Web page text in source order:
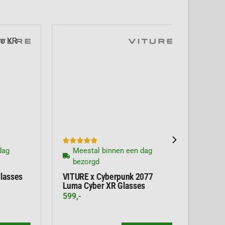

Meestal binnen een dag
bezorgd
VITURE x Cyberpunk 2077
Luma Cyber XR Glasses
599,-